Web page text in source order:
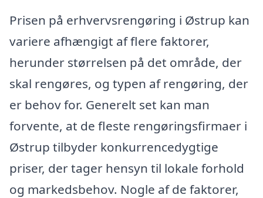
Prisen på erhvervsrengøring i Østrup kan
variere afhængigt af flere faktorer,
herunder størrelsen på det område, der
skal rengøres, og typen af rengøring, der
er behov for. Generelt set kan man
forvente, at de fleste rengøringsfirmaer i
Østrup tilbyder konkurrencedygtige
priser, der tager hensyn til lokale forhold
og markedsbehov. Nogle af de faktorer,